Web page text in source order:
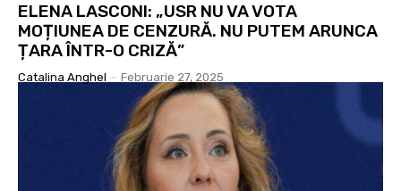
ELENA LASCONI: „USR NU VA VOTA
MOȚIUNEA DE CENZURĂ. NU PUTEM ARUNCA
ȚARA ÎNTR-O CRIZĂ”
Catalina Anghel - Februarie 27, 2025